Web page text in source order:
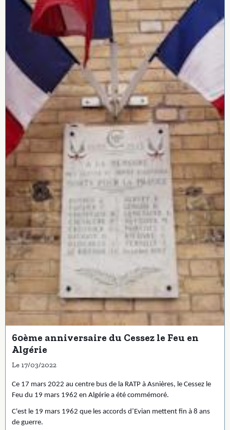
60ème anniversaire du Cessez le Feu en
Algérie
Le 17/03/2022
Ce 17 mars 2022 au centre bus de la RATP à Asnières, le Cessez le
Feu du 19 mars 1962 en Algérie a été commémoré.
C'est le 19 mars 1962 que les accords d’Evian mettent fin à 8 ans
de guerre.